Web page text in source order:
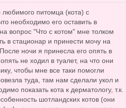
питомца (кота) с
необходимо его оставить в
вопрос "Что с котом" мне толком
в стационар и принести мочу на
ночи я принесла его опять в
не ходил в туалет, на что они
чтобы мне все таки помогли
туда, там нам сделали укол и
показать кота к дерматологу, т.к.
шотландских котов (они